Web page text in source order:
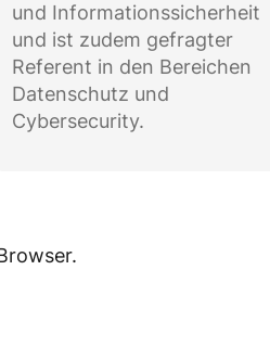
und Informationssicherheit
und ist zudem gefragter
Referent in den Bereichen
Datenschutz und
Cybersecurity.